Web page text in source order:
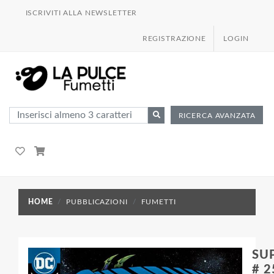
ISCRIVITI ALLA NEWSLETTER
REGISTRAZIONE LOGIN
RICERCA AVANZATA
HOME PUBBLICAZIONI FUMETTI
#